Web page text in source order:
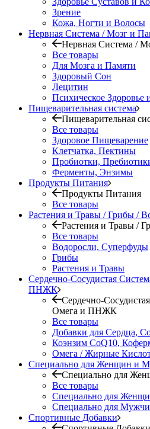
Зрение
Кожа, Ногти и Волосы
Нервная Система / Мозг и
Нервная Система /
Все товары
Для Мозга и Памяти
Здоровый Сон
Лецитин
Психическое Здоровье
Пищеварительная система
Пищеварительная
Все товары
Здоровое Пищеварение
Клетчатка, Пектины
Пробиотки,
Ферменты, Энзимы
Продукты Питания
Продукты Питания
Все товары
Растения и Травы / Грибы /
Растения и Травы /
Все товары
Водоросли, Суперфуды
Грибы
Растения и Травы
Сердечно-Сосудистая
ПНЖК
Сердечно-
Омега и ПНЖК
Все товары
Добавки для Сердца,
Коэнзим CoQ10,
Омега / Жирные
Специально для Женщин и
Специально для
Все товары
Специально для
Специально для
Спортивные Добавки